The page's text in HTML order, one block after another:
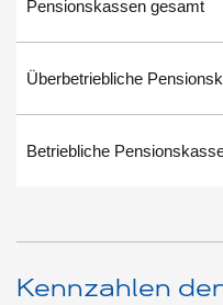
Pensionskassen gesamt
Überbetriebliche
Betriebliche
Kennzahlen